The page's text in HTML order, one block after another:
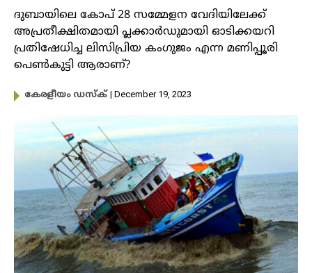
ദുബായിലെ കോപ് 28 സമ്മേളന വേദിയിലേക്ക്
അപ്രതീക്ഷിതമായി പ്ലക്കാർഡുമായി ഓടിക്കയറി
പ്രതിഷേധിച്ച ലിസിപ്രിയ കം​ഗുജം എന്ന മണിപ്പൂരി
പെൺകുട്ടി ആരാണ്?
കേരളീയം ഡസ്ക് | December 19, 2023